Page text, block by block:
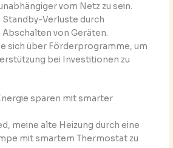
vom Netz zu sein.
Standby-Verluste durch
von Geräten.
sich über Förderprogramme, um
bei Investitionen zu
sparen mit smarter
meine alte Heizung durch eine
mit smartem Thermostat zu